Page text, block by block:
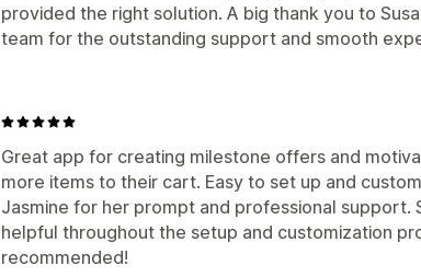
provided the right solution. A big thank you to
team for the outstanding support and smooth
Great app for creating milestone offers and
more items to their cart. Easy to set up and
Jasmine for her prompt and professional support.
helpful throughout the setup and customization
recommended!